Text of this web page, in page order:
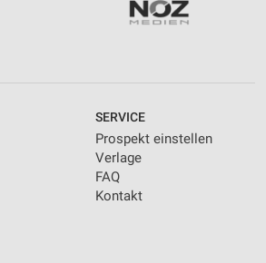
SERVICE
Prospekt einstellen
Verlage
FAQ
Kontakt